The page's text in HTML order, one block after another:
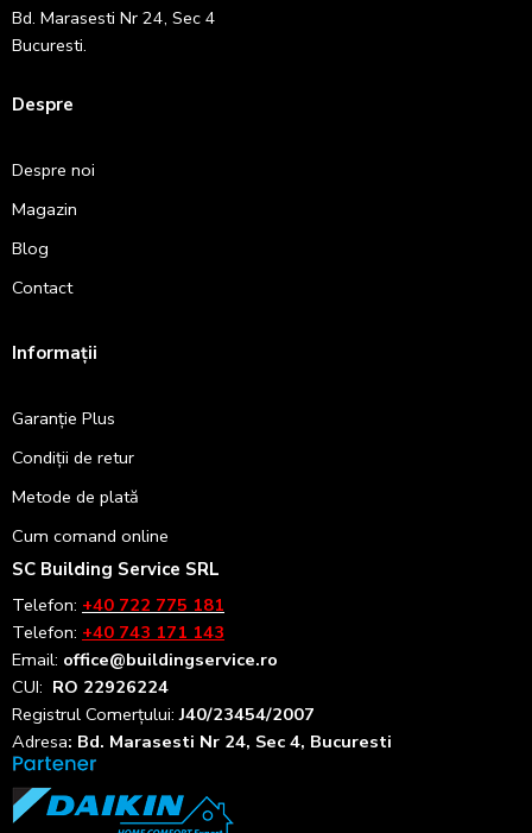
Bd. Marasesti Nr 24, Sec 4
Bucuresti.
Despre
Despre noi
Magazin
Blog
Contact
Informații
Garanție Plus
Condiții de retur
Metode de plată
Cum comand online
SC Building Service SRL
Telefon: +40 722 775 181
Telefon: +40 743 171 143
Email: office@buildingservice.ro
CUI: RO 22926224
Registrul Comerțului:J40/23454/2007
Adresa: Bd. Marasesti Nr 24, Sec 4, Bucuresti